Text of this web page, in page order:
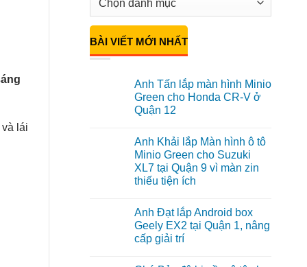
lái
BÀI VIẾT MỚI NHẤT
Anh Tấn lắp màn hình Minio
Green cho Honda CR-V ở
Quận 12
bình
luận
ở
Anh
Tấn
lắp
Minio
Green
cho
Honda
Anh Khải lắp Màn hình ô tô
Minio Green cho Suzuki
XL7 tại Quận 9 vì màn zin
thiếu tiện ích
bình
luận
ở
Anh
Anh Đạt lắp Android box
Geely EX2 tại Quận 1, nâng
cấp giải trí